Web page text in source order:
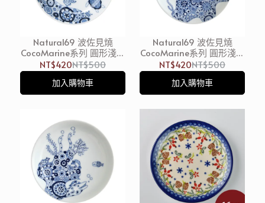
Natural69 波佐見燒
CocoMarine系列 圓形淺盤
前菜碟 13cm 海中鯨鯊 日
本製
NT$420NT$500
加入購物車
Natural69 波佐見燒
CocoMarine系列 圓形淺盤
前菜碟 13cm 海葵 日本製
NT$420NT$500
加入購物車